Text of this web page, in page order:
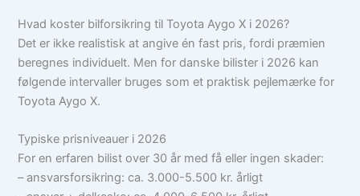
Hvad koster bilforsikring til Toyota Aygo X i 2026?
Det er ikke realistisk at angive én fast pris, fordi præmien
beregnes individuelt. Men for danske bilister i 2026 kan
følgende intervaller bruges som et praktisk pejlemærke for
Toyota Aygo X.
Typiske prisniveauer i 2026
For en erfaren bilist over 30 år med få eller ingen skader:
– ansvarsforsikring: ca. 3.000-5.500 kr. årligt